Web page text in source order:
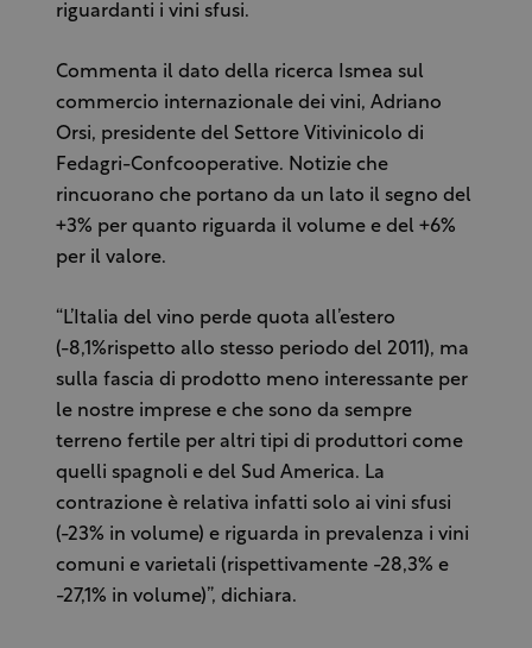
riguardanti i vini sfusi.
Commenta il dato della ricerca Ismea sul
commercio internazionale dei vini, Adriano
Orsi, presidente del Settore Vitivinicolo di
Fedagri-Confcooperative. Notizie che
rincuorano che portano da un lato il segno del
+3% per quanto riguarda il volume e del +6%
per il valore.
“L’Italia del vino perde quota all’estero
(-8,1%rispetto allo stesso periodo del 2011), ma
sulla fascia di prodotto meno interessante per
le nostre imprese e che sono da sempre
terreno fertile per altri tipi di produttori come
quelli spagnoli e del Sud America. La
contrazione è relativa infatti solo ai vini sfusi
(-23% in volume) e riguarda in prevalenza i vini
comuni e varietali (rispettivamente -28,3% e
-27,1% in volume)”, dichiara.